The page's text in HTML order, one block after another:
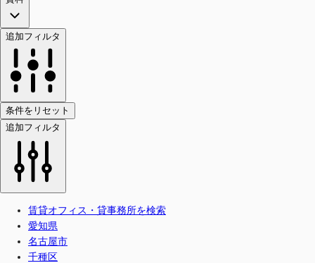
追加フィルタ
条件をリセット
追加フィルタ
賃貸オフィス・貸事務所を検索
愛知県
名古屋市
千種区